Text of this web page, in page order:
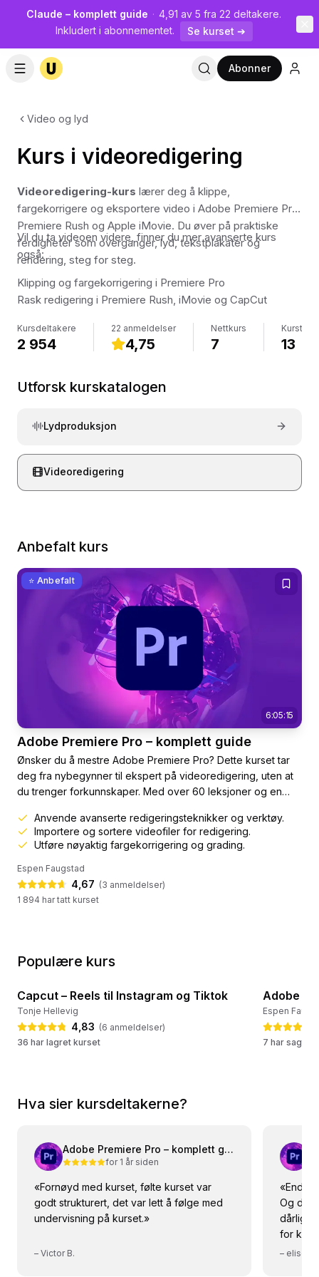
Claude – komplett guide · 4,91 av 5 fra 22 deltakere.
Inkludert i abonnementet.
Se kurset ➔
Abonner
Video og lyd
Kurs i videoredigering
Videoredigering-kurs lærer deg å klippe,
fargekorrigere og eksportere video i Adobe Premiere Pro,
Premiere Rush og Apple iMovie. Du øver på praktiske
ferdigheter som overganger, lyd, tekstplakater og
rendering, steg for steg.
Vil du ta videoen videre, finner du mer avanserte kurs
også:
Klipping og fargekorrigering i Premiere Pro
Rask redigering i Premiere Rush, iMovie og CapCut
Fra idé til ferdig video på YouTube
Kursdeltakere
2 954
22 anmeldelser
4,75
Nettkurs
7 13
Utforsk kurskatalogen
Lydproduksjon
Videoredigering
Anbefalt kurs
⭐ Anbefalt
6:05:15
Adobe Premiere Pro – komplett guide
Ønsker du å mestre Adobe Premiere Pro? Dette kurset tar
deg fra nybegynner til ekspert på videoredigering, uten at
du trenger forkunnskaper. Med over 60 leksjoner og en
opprette prosjekter, importere og organisere filer, til
avansert videoklipping og lydredigering.Vi starter med å
vise deg hvordan du setter opp et prosjekt og holder
orden...
Anvende avanserte redigeringsteknikker og verktøy.
Importere og sortere videofiler for redigering.
Utføre nøyaktig fargekorrigering og grading.
Espen Faugstad
4,67 (3 anmeldelser)
1 894 har tatt kurset
Populære kurs
🔥 Ofte lagret
Capcut – Reels til Instagram og Tiktok
Tonje Hellevig
4,83 (6 anmeldelser)
36 har lagret kurset
✍️ Mange
Adobe
Espen
7 har sagt
Hva sier kursdeltakerne?
Adobe Premiere Pro – komplett guide
for 1 år siden
«Fornøyd med kurset, følte kurset var
godt strukturert, det var lett å følge med
undervisning på kurset.»
– Victor B.
«Enda
Og du
dårlig
for
–